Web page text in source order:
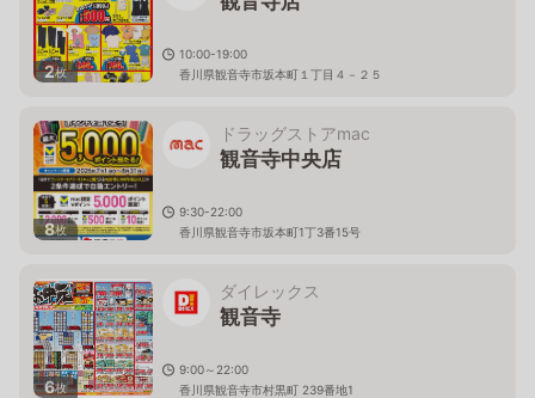
2枚
10:00-19:00
香川県観音寺市坂本町１丁目４－２５
8枚
ドラッグストアmac
観音寺中央店
9:30-22:00
香川県観音寺市坂本町1丁3番15号
6枚
ダイレックス
観音寺
9:00～22:00
香川県観音寺市村黒町 239番地1